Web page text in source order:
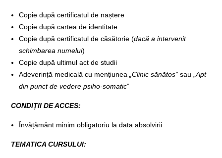
Copie după certificatul de naștere
Copie după cartea de identitate
Copie după certificatul de căsătorie (dacă a intervenit
schimbarea numelui)
Copie după ultimul act de studii
Adeverință medicală cu mențiunea
„Clinic sănătos” sau „Apt
din punct de vedere psiho-somatic”
CONDIȚII DE ACCES:
Învățământ minim obligatoriu la data absolvirii
TEMATICA CURSULUI: